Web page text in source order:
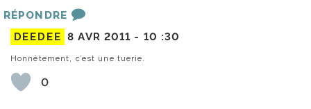
RÉPONDRE
DEEDEE 8 AVR 2011 - 10 :30
Honnêtement, c’est une tuerie.
0